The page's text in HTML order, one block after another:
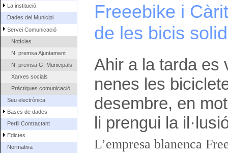
La institució
Dades del Municipi
Servei Comunicació
Notícies
N. premsa Ajuntament
N. premsa G. Municipals
Xarxes socials
Pràctiques comunicació
Seu electrònica
Bases de dades
Perfil Contractant
Edictes
Normativa
Freeebike i
de les bicis
Ahir a la tarda es
nenes les
desembre, en
li prengui la
L’empresa blanenca